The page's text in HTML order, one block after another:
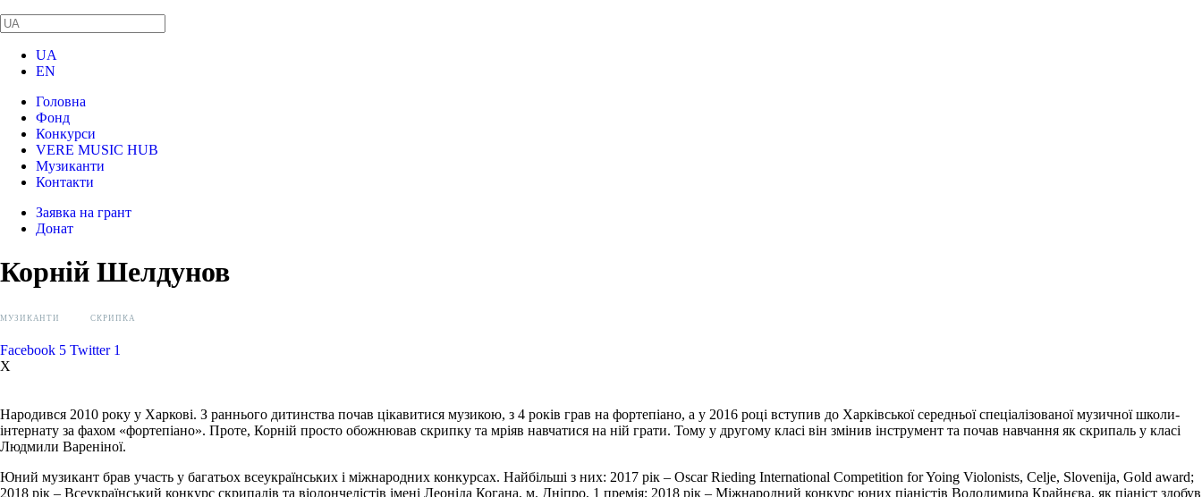
UA
EN
Головна
Фонд
Конкурси
VERE MUSIC HUB
Музиканти
Контакти
Заявка на грант
Донат
Корній Шелдунов
МУЗИКАНТИ СКРИПКА
Facebook 5 Twitter 1
X
Народився 2010 року у Харкові. З раннього дитинства почав цікавитися музикою, з 4 років грав на фортепіано, а у 2016 році вступив до Харківської середньої спеціалізованої музичної школи-
інтернату за фахом «фортепіано». Проте, Корній просто обожнював скрипку та мріяв навчатися на ній грати. Тому у другому класі він змінив інструмент та почав навчання як скрипаль у класі
Людмили Вареніної.
Юний музикант брав участь у багатьох всеукраїнських і міжнародних конкурсах. Найбільші з них: 2017 рік – Oscar Rieding International Competition for Yoing Violonists, Celje, Slovenija, Gold award;
2018 рік – Всеукраїнський конкурс скрипалів та віолончелістів імені Леоніда Когана, м. Дніпро, 1 премія; 2018 рік – Міжнародний конкурс юних піаністів Володимира Крайнєва, як піаніст здобув